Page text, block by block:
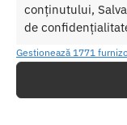
conținutului,
de
Gestionează 1771